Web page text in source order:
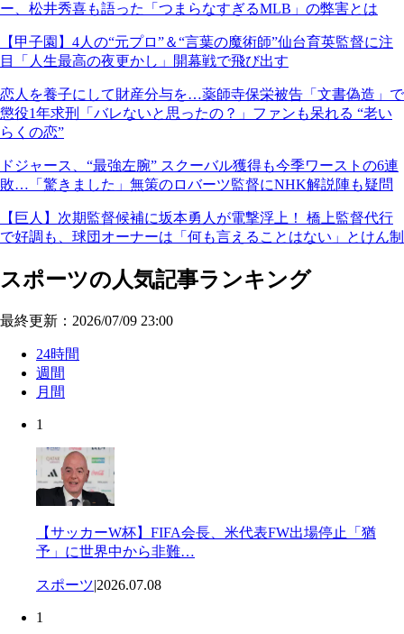
ー、松井秀喜も語った「つまらなすぎるMLB」の弊害とは
【甲子園】4人の“元プロ”＆“言葉の魔術師”仙台育英監督に注
目「人生最高の夜更かし」開幕戦で飛び出す
恋人を養子にして財産分与を…薬師寺保栄被告「文書偽造」で
懲役1年求刑「バレないと思ったの？」ファンも呆れる “老い
らくの恋”
ドジャース、“最強左腕” スクーバル獲得も今季ワーストの6連
敗…「驚きました」無策のロバーツ監督にNHK解説陣も疑問
【巨人】次期監督候補に坂本勇人が電撃浮上！ 橋上監督代行
で好調も、球団オーナーは「何も言えることはない」とけん制
スポーツの人気記事ランキング
最終更新：2026/07/09 23:00
24時間
週間
月間
1
【サッカーW杯】FIFA会長、米代表FW出場停止「猶
予」に世界中から非難…
スポーツ|2026.07.08
1